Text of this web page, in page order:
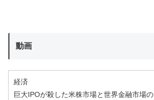
動画
経済
巨大IPOが殺した米株市場と世界金融市場の